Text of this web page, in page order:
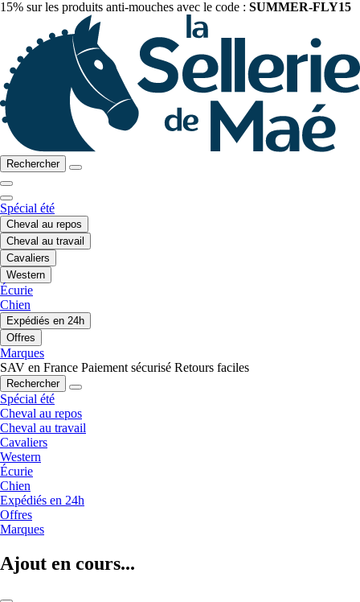
15% sur les produits anti-mouches avec le code : SUMMER-FLY15
Rechercher
Spécial été
Cheval au repos
Cheval au travail
Cavaliers
Western
Écurie
Chien
Expédiés en 24h
Offres
Marques
SAV en France Paiement sécurisé Retours faciles
Rechercher
Spécial été
Cheval au repos
Cheval au travail
Cavaliers
Western
Écurie
Chien
Expédiés en 24h
Offres
Marques
Ajout en cours...